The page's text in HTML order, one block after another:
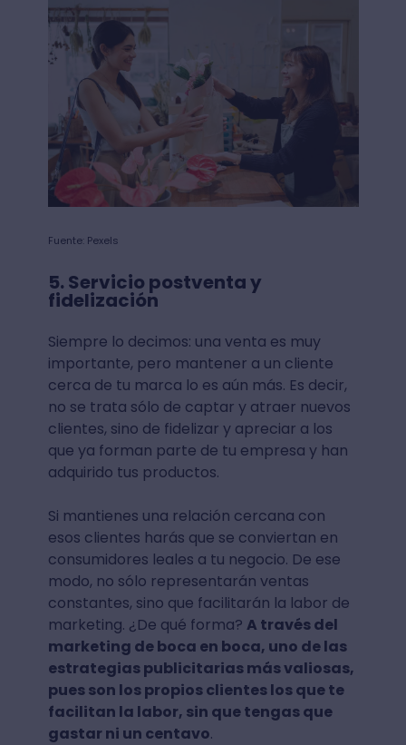
Fuente: Pexels
5. Servicio postventa y
fidelización
Siempre lo decimos: una venta es muy
importante, pero mantener a un cliente
cerca de tu marca lo es aún más. Es decir,
no se trata sólo de captar y atraer nuevos
clientes, sino de fidelizar y apreciar a los
que ya forman parte de tu empresa y han
adquirido tus productos.
Si mantienes una relación cercana con
esos clientes harás que se conviertan en
consumidores leales a tu negocio. De ese
modo, no sólo representarán ventas
constantes, sino que facilitarán la labor de
marketing. ¿De qué forma? A través del
marketing de boca en boca, uno de las
estrategias publicitarias más valiosas,
pues son los propios clientes los que te
facilitan la labor, sin que tengas que
gastar ni un centavo.